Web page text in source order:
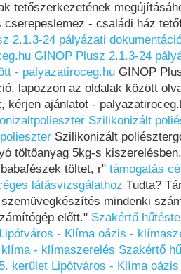
tetőszerkezetének
cserepeslemez - családi ház
2.1.3-24 pályázati
GINOP Plusz 2.1.3-24
- palyazatiroceg.hu GINOP
lapozzon az oldalak között
kérjen ajánlatot -
Szilikonizált
Szilikonizált
töltőanyag 5kg-s
töltet, r" támogatás
látásvizsgálathoz Tudta?
mindenki
előtt." Szakértő
- Klíma oázis -
- klímaszerelés Szakértő
kerület Lipótváros - Klíma